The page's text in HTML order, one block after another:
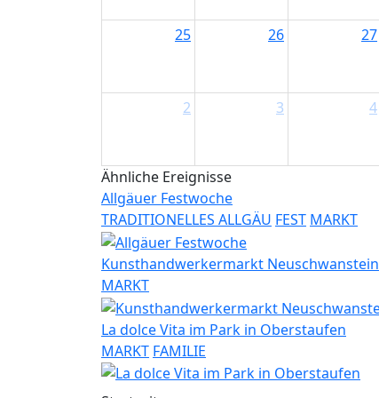
25 26 27
2 3 4
Ähnliche Ereignisse
Allgäuer Festwoche
TRADITIONELLES ALLGÄU FEST MARKT
Kunsthandwerkermarkt Neuschwanstein
MARKT
La dolce Vita im Park in Oberstaufen
MARKT FAMILIE